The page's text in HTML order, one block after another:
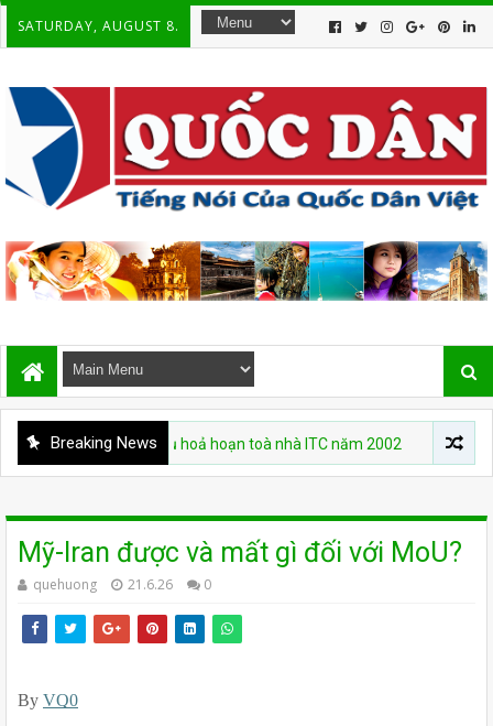
SATURDAY, AUGUST 8.
Breaking News
trong vụ hoả hoạn toà nhà ITC năm 2002 CHUYỆN VIỆT
Mỹ-Iran được và mất gì đối với MoU?
quehuong 21.6.26 0
By VQ0